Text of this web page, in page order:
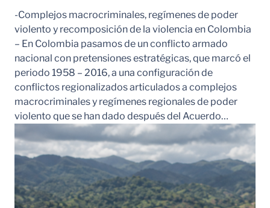
-Complejos macrocriminales, regímenes de poder
violento y recomposición de la violencia en Colombia
– En Colombia pasamos de un conflicto armado
nacional con pretensiones estratégicas, que marcó el
periodo 1958 – 2016, a una configuración de
conflictos regionalizados articulados a complejos
macrocriminales y regímenes regionales de poder
violento que se han dado después del Acuerdo…